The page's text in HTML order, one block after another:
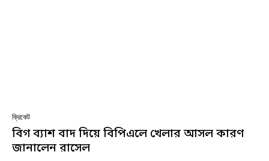
ক্রিকেট
বিগ ব্যাশ বাদ দিয়ে বিপিএলে খেলার আসল কারণ
জানালেন রাসেল